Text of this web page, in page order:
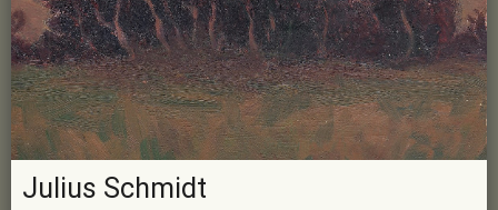
Julius Schmidt